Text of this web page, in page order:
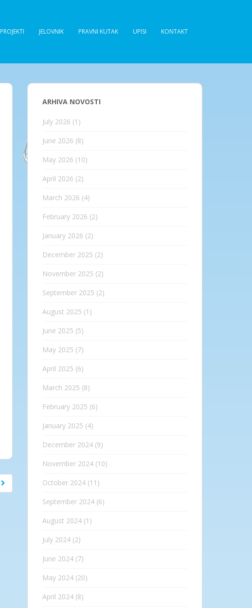
PROJEKTI JELOVNIK PRAVNI KUTAK UPISI KONTAKT
ARHIVA NOVOSTI
July 2026 (1)
June 2026 (8)
May 2026 (10)
April 2026 (2)
March 2026 (4)
February 2026 (2)
January 2026 (2)
December 2025 (2)
November 2025 (2)
September 2025 (2)
August 2025 (1)
June 2025 (5)
May 2025 (7)
April 2025 (6)
March 2025 (8)
February 2025 (6)
January 2025 (4)
December 2024 (9)
November 2024 (10)
October 2024 (11)
September 2024 (6)
August 2024 (1)
July 2024 (2)
June 2024 (7)
May 2024 (20)
April 2024 (8)